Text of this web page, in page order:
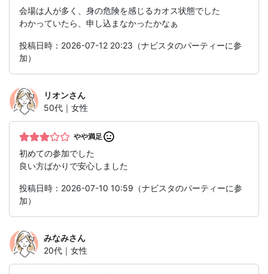
会場は人が多く、身の危険を感じるカオス状態でした
わかっていたら、申し込まなかったかなぁ
投稿日時：2026-07-12 20:23（ナビスタのパーティーに参
加）
リオンさん
50代｜女性
やや満足
初めての参加でした
良い方ばかりで安心しました
投稿日時：2026-07-10 10:59（ナビスタのパーティーに参
加）
みなみさん
20代｜女性